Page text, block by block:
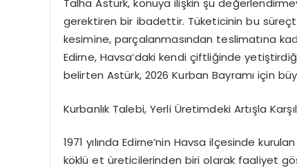
Talha Astürk, konuya ilişkin şu
gerektiren bir ibadettir. Tüketicinin bu
kesimine, parçalanmasından teslimatına
Edirne, Havsa’daki kendi çiftliğinde
belirten Astürk, 2026 Kurban Bayramı için
Kurbanlık Talebi, Yerli Üretimdeki Artışla
1971 yılında Edirne’nin Havsa ilçesinde
köklü et üreticilerinden biri olarak faaliyet